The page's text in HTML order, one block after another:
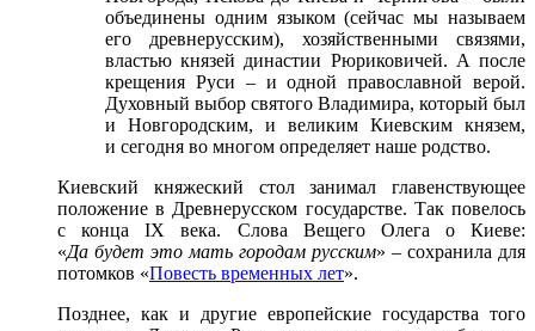
объединены одним языком (сейчас мы называем
его древнерусским), хозяйственными связями,
властью князей династии Рюриковичей. А после
крещения Руси – и одной православной верой.
Духовный выбор святого Владимира, который был
и Новгородским, и великим Киевским князем,
и сегодня во многом определяет наше родство.
Киевский княжеский стол занимал главенствующее
положение в Древнерусском государстве. Так повелось
с конца IX века. Слова Вещего Олега о Киеве:
«Да будет это мать городам русским» – сохранила для
потомков «Повесть временных лет».
Позднее, как и другие европейские государства того